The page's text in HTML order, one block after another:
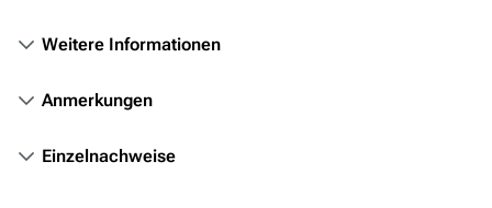
Das Stargate-Universum
Völker
Weitere Informationen
Anmerkungen
Einzelnachweise